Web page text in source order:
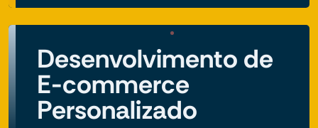
Desenvolvimento de
E-commerce
Personalizado